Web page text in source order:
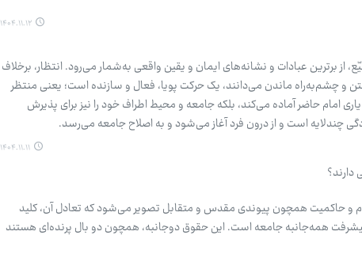
۱۴۰۴.۱۱.۱۲
برترین عبادات و نشانه‌های ایمان و یقین واقعی به‌شمار می‌رود. انتظار، برخلاف
و چشم‌به‌راه ماندن می‌دانند، یک حرکت پویا، فعال و سازنده است؛ یعنی منتظر
امام حاضر آماده می‌کند، بلکه جامعه و محیط اطراف خود را نیز برای پذیرش
چندلایه است و از درون فرد آغاز می‌شود و به اصلاح جامعه می‌رسد.
۱۴۰۴.۱۱.۱۱
و حاکمیت همچون پیوندی مقدس و متقابل تصویر می‌شود که تعادل آن، کلید
همه‌جانبه جامعه است. این حقوق دوجانبه، همچون دو بال پرنده‌ای هستند